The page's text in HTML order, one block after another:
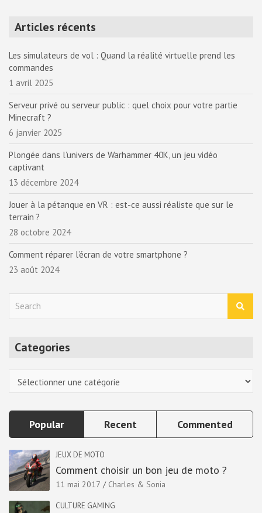
Articles récents
Les simulateurs de vol : Quand la réalité virtuelle prend les
commandes
1 avril 2025
Serveur privé ou serveur public : quel choix pour votre partie
Minecraft ?
6 janvier 2025
Plongée dans l’univers de Warhammer 40K, un jeu vidéo
captivant
13 décembre 2024
Jouer à la pétanque en VR : est-ce aussi réaliste que sur le
terrain ?
28 octobre 2024
Comment réparer l’écran de votre smartphone ?
23 août 2024
Categories
Popular Recent Commented
JEUX DE MOTO
Comment choisir un bon jeu de moto ?
11 mai 2017 Charles & Sonia
CULTURE GAMING